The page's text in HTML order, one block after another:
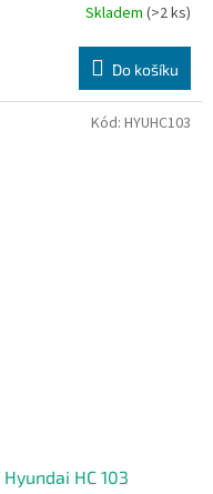
Skladem (>2 ks)
Do košíku
HC 103
Kód: HYUHC103